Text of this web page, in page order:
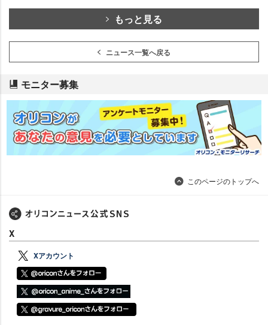
もっと見る
ニュース一覧へ戻る
モニター募集
このページのトップへ
X
Xアカウント